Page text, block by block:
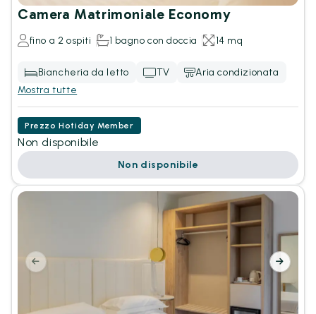
Camera Matrimoniale Economy
fino a 2 ospiti 1 bagno con doccia 14 mq
Biancheria da letto TV
Aria condizionata
Mostra tutte
Prezzo Hotiday Member
Non disponibile
Non disponibile